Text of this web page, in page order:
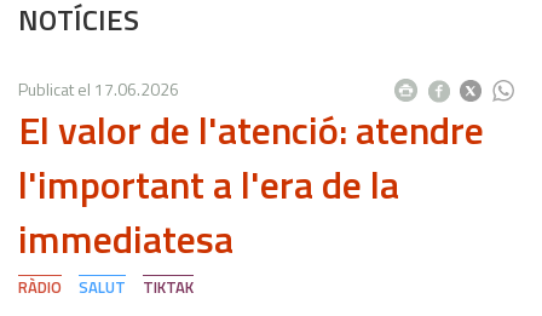
NOTÍCIES
Publicat el 17.06.2026
El valor de l'atenció: atendre
l'important a l'era de la
immediatesa
RÀDIO SALUT TIKTAK